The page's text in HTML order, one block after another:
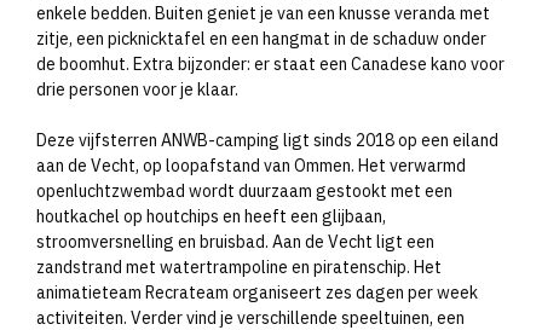
enkele bedden. Buiten geniet je van een knusse veranda met
zitje, een picknicktafel en een hangmat in de schaduw onder
de boomhut. Extra bijzonder: er staat een Canadese kano voor
drie personen voor je klaar.
Deze vijfsterren ANWB-camping ligt sinds 2018 op een eiland
aan de Vecht, op loopafstand van Ommen. Het verwarmd
openluchtzwembad wordt duurzaam gestookt met een
houtkachel op houtchips en heeft een glijbaan,
stroomversnelling en bruisbad. Aan de Vecht ligt een
zandstrand met watertrampoline en piratenschip. Het
animatieteam Recrateam organiseert zes dagen per week
activiteiten. Verder vind je verschillende speeltuinen, een